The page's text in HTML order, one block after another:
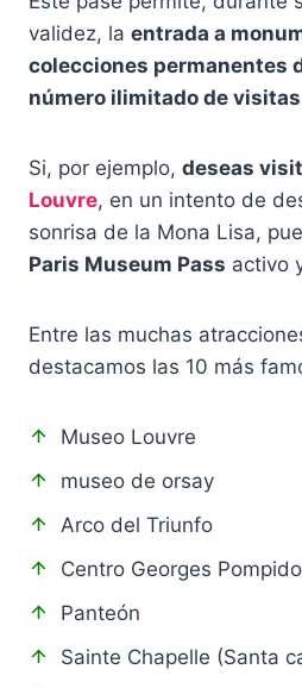
validez, la entrada a
colecciones permanentes
número ilimitado de visitas
Si, por ejemplo, deseas
Louvre, en un intento de
sonrisa de la Mona Lisa,
Paris Museum Pass activo
Entre las muchas
destacamos las 10 más
Museo Louvre
museo de orsay
Arco del Triunfo
Centro Georges
Panteón
Sainte Chapelle (Santa